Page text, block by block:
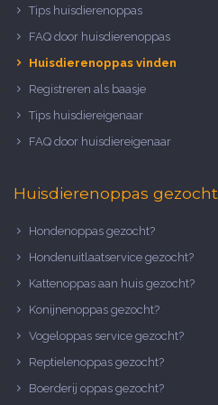
Tips huisdierenoppas
FAQ door huisdierenoppas
Huisdierenoppas vinden
Registreren als baasje
Tips huisdiereigenaar
FAQ door huisdiereigenaar
Huisdierenoppas gezocht
Hondenoppas gezocht?
Hondenuitlaatservice gezocht?
Kattenoppas aan huis gezocht?
Konijnenoppas gezocht?
Vogeloppas service gezocht?
Reptielenoppas gezocht?
Boerderij oppas gezocht?